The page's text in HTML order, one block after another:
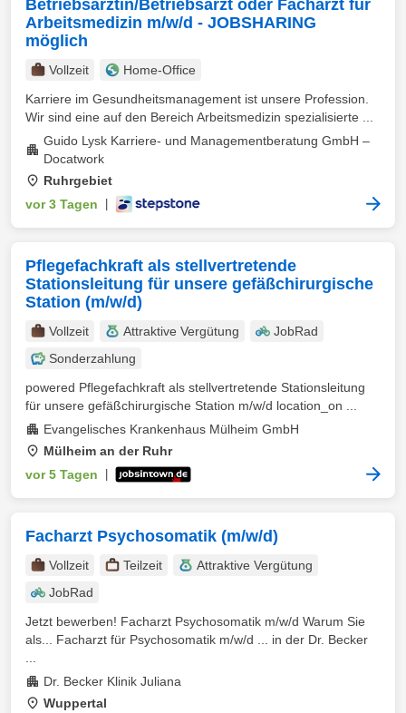
Betriebsärztin/Betriebsarzt oder Facharzt für
Arbeitsmedizin m/w/d - JOBSHARING
möglich
Vollzeit
Home-Office
Karriere im Gesundheitsmanagement ist unsere Profession.
Wir sind eine auf den Bereich Arbeitsmedizin spezialisierte ...
Guido Lysk Karriere- und Managementberatung GmbH –
Docatwork
Ruhrgebiet
vor 3 Tagen
Pflegefachkraft als stellvertretende
Stationsleitung für unsere gefäßchirurgische
Station (m/w/d)
Vollzeit Attraktive Vergütung
JobRad
Sonderzahlung
powered Pflegefachkraft als stellvertretende Stationsleitung
für unsere gefäßchirurgische Station m/w/d location_on ...
Evangelisches Krankenhaus Mülheim GmbH
Mülheim an der Ruhr
vor 5 Tagen
Facharzt Psychosomatik (m/w/d)
Vollzeit Teilzeit
Attraktive Vergütung
JobRad
Jetzt bewerben! Facharzt Psychosomatik m/w/d Warum Sie
als... Facharzt für Psychosomatik m/w/d ... in der Dr. Becker
Dr. Becker Klinik Juliana
Wuppertal